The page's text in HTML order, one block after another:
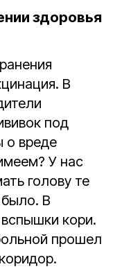
здоровья
В
под
о вреде
У нас
голову те
В
кори.
прошел